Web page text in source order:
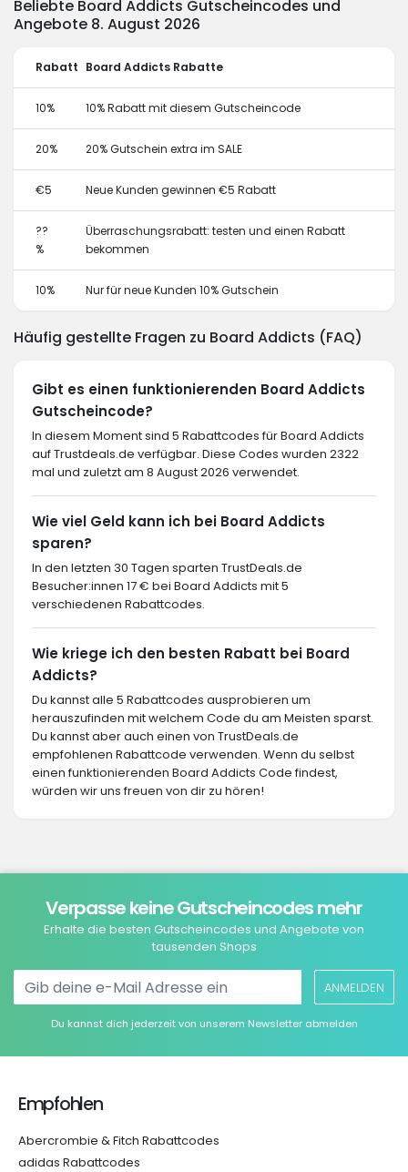
Beliebte Board Addicts Gutscheincodes und
Angebote 8. August 2026
Rabatt Board Addicts Rabatte
10% 10% Rabatt mit diesem Gutscheincode
20% 20% Gutschein extra im SALE
€5 Neue Kunden gewinnen €5 Rabatt
??
%
Überraschungsrabatt: testen und einen Rabatt
bekommen
10% Nur für neue Kunden 10% Gutschein
Häufig gestellte Fragen zu Board Addicts (FAQ)
Gibt es einen funktionierenden Board Addicts
Gutscheincode?
In diesem Moment sind 5 Rabattcodes für Board Addicts
auf Trustdeals.de verfügbar. Diese Codes wurden 2322
mal und zuletzt am 8 August 2026 verwendet.
Wie viel Geld kann ich bei Board Addicts
sparen?
In den letzten 30 Tagen sparten TrustDeals.de
Besucher:innen 17 € bei Board Addicts mit 5
verschiedenen Rabattcodes.
Wie kriege ich den besten Rabatt bei Board
Addicts?
Du kannst alle 5 Rabattcodes ausprobieren um
herauszufinden mit welchem Code du am Meisten sparst.
Du kannst aber auch einen von TrustDeals.de
empfohlenen Rabattcode verwenden. Wenn du selbst
einen funktionierenden Board Addicts Code findest,
würden wir uns freuen von dir zu hören!
Verpasse keine Gutscheincodes mehr
Erhalte die besten Gutscheincodes und Angebote von
tausenden Shops
ANMELDEN
Du kannst dich jederzeit von unserem Newsletter abmelden
Empfohlen
Abercrombie & Fitch Rabattcodes
adidas Rabattcodes